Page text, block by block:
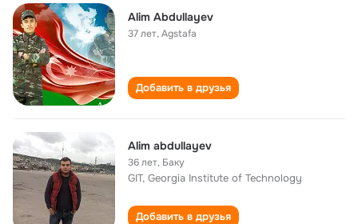
Alim Abdullayev
37 лет,Agstafa
Добавить в друзья
Alim abdullayev
36 лет, Баку
GIT, Georgia Institute of Technology
Добавить в друзья